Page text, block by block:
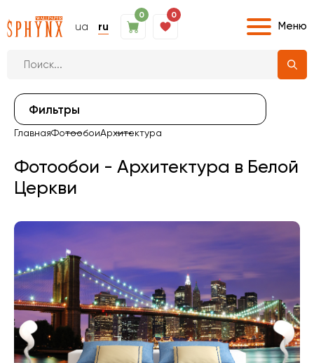
ua ru
0 0
Меню
Фильтры
ГлавнаяФотообоиАрхитектура
Фотообои - Архитектура в Белой
Церкви